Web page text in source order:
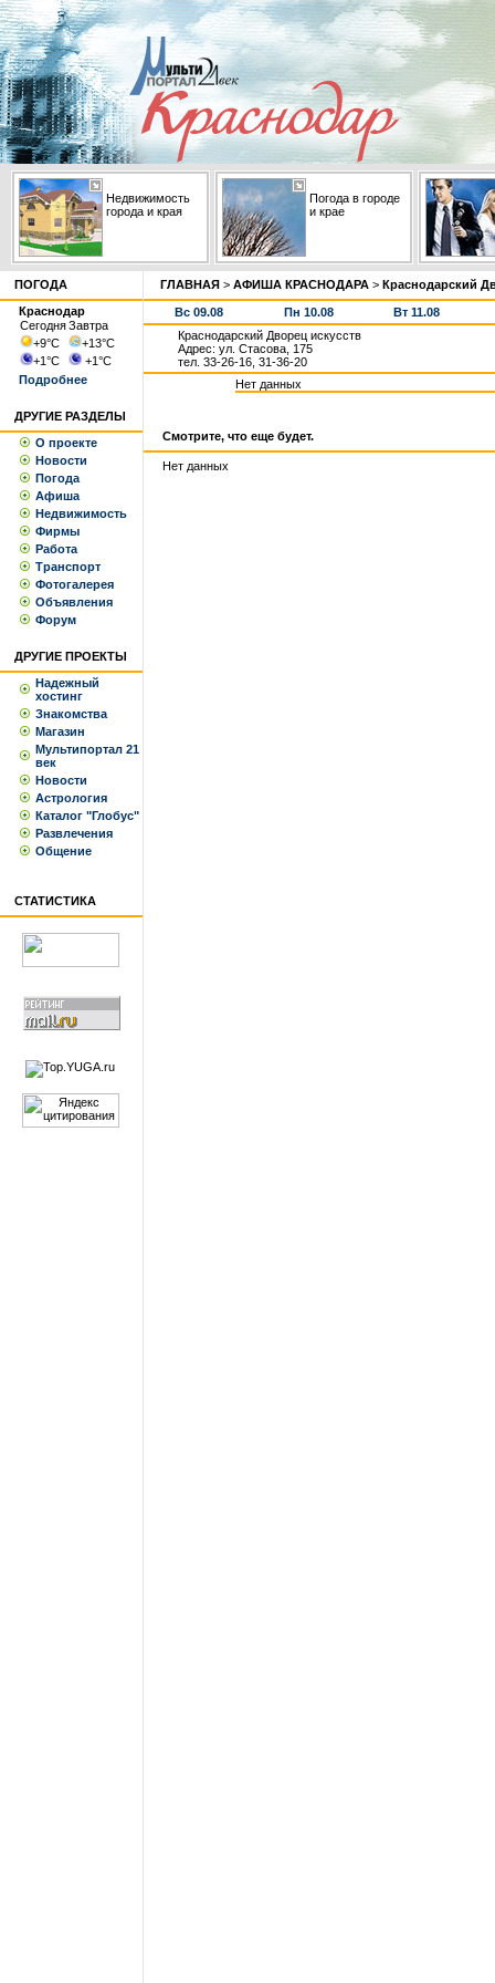
Недвижимость
города и края
Погода в городе
и крае
ПОГОДА
Краснодар
СегодняЗавтра
+9°С +13°С
+1°С +1°С
Подробнее
ДРУГИЕ РАЗДЕЛЫ
О проекте
Новости
Погода
Афиша
Недвижимость
Фирмы
Работа
Транспорт
Фотогалерея
Объявления
Форум
ДРУГИЕ ПРОЕКТЫ
Надежный
хостинг
Знакомства
Магазин
Мультипортал 21
век
Новости
Астрология
Каталог "Глобус"
Развлечения
Общение
СТАТИСТИКА
ГЛАВНАЯ > АФИША КРАСНОДАРА > Краснодарский
Вс 09.08 Пн 10.08
Вт 11.08
Краснодарский Дворец искусств
Адрес: ул. Стасова, 175
тел. 33-26-16, 31-36-20
Нет данных
Смотрите, что еще будет.
Нет данных